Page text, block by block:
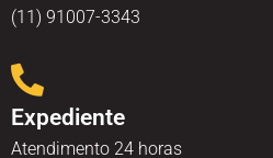
(11) 91007-3343
Expediente
Atendimento 24 horas